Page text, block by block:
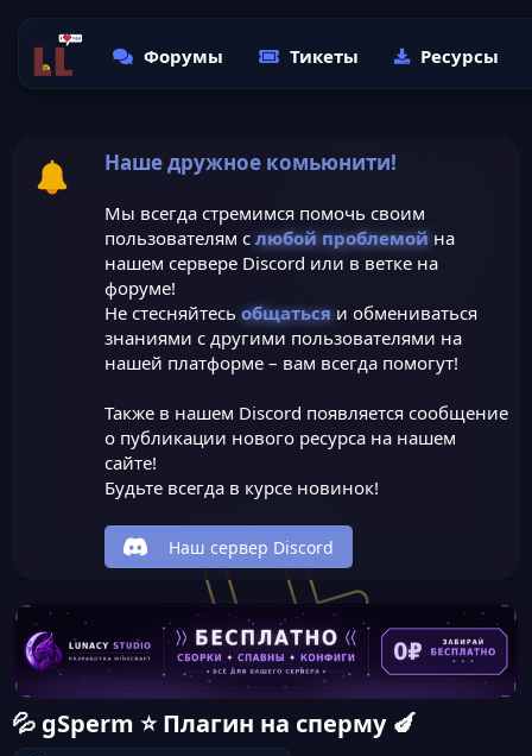
Форумы Тикеты Ресурсы
Наше дружное комьюнити!
Мы всегда стремимся помочь своим
пользователям с любой проблемойна
нашем сервере Discord или в ветке на
форуме!
Не стесняйтесь общатьсяи обмениваться
знаниями с другими пользователями на
нашей платформе – вам всегда помогут!
Также в нашем Discord появляется сообщение
о публикации нового ресурса на нашем
сайте!
Будьте всегда в курсе новинок!
Наш сервер Discord
💦 gSperm ⭐️ Плагин на сперму 🍆